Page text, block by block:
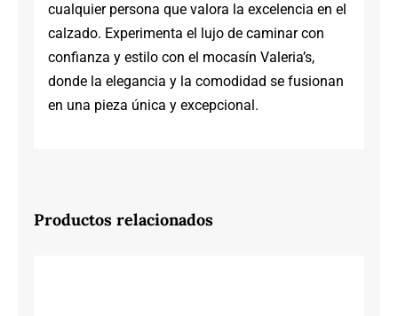
cualquier persona que valora la excelencia en el
calzado. Experimenta el lujo de caminar con
confianza y estilo con el mocasín Valeria’s,
donde la elegancia y la comodidad se fusionan
en una pieza única y excepcional.
Productos relacionados